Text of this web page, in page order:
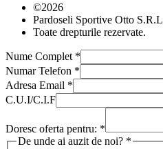
©2026
Pardoseli Sportive Otto S.R.L
Toate drepturile rezervate.
Nume Complet *
Numar Telefon *
Adresa Email *
C.U.I/C.I.F
Doresc oferta pentru: *
De unde ai auzit de noi? *